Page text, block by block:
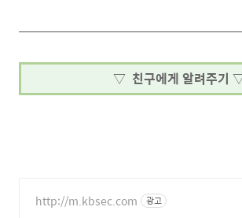
▽ 친구에게 알려주기
http://m.kbsec.com 광고